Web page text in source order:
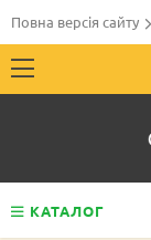
Повна версія сайту
КАТАЛОГ